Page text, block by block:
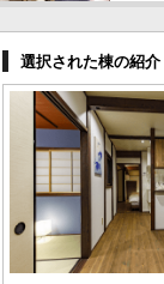
金沢町家 月（Tsuki）
Fi・キッチン・バス・ト
定員 1
金沢町家 獅子（
Fi・キッチン・シャワ
完備
定員 1
選択された棟の紹介